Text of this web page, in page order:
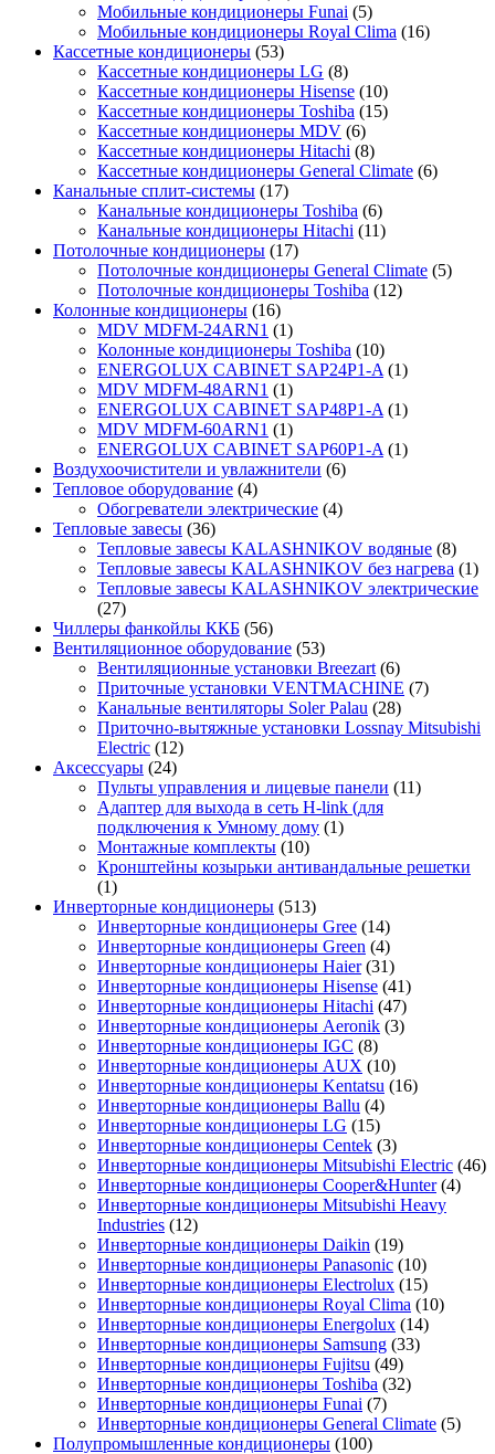
Мобильные кондиционеры Funai (5)
Мобильные кондиционеры Royal Clima (16)
Кассетные кондиционеры (53)
Кассетные кондиционеры LG (8)
Кассетные кондиционеры Hisense (10)
Кассетные кондиционеры Toshiba (15)
Кассетные кондиционеры MDV (6)
Кассетные кондиционеры Hitachi (8)
Кассетные кондиционеры General Climate (6)
Канальные сплит-системы (17)
Канальные кондиционеры Toshiba (6)
Канальные кондиционеры Hitachi (11)
Потолочные кондиционеры (17)
Потолочные кондиционеры General Climate (5)
Потолочные кондиционеры Toshiba (12)
Колонные кондиционеры (16)
MDV MDFM-24ARN1 (1)
Колонные кондиционеры Toshiba (10)
ENERGOLUX CABINET SAP24P1-A (1)
MDV MDFM-48ARN1 (1)
ENERGOLUX CABINET SAP48P1-A (1)
MDV MDFM-60ARN1 (1)
ENERGOLUX CABINET SAP60P1-A (1)
Воздухоочистители и увлажнители (6)
Тепловое оборудование (4)
Обогреватели электрические (4)
Тепловые завесы (36)
Тепловые завесы KALASHNIKOV водяные (8)
Тепловые завесы KALASHNIKOV без нагрева (1)
Тепловые завесы KALASHNIKOV электрические
(27)
Чиллеры фанкойлы ККБ (56)
Вентиляционное оборудование (53)
Вентиляционные установки Breezart (6)
Приточные установки VENTMACHINE (7)
Канальные вентиляторы Soler Palau (28)
Приточно-вытяжные установки Lossnay Mitsubishi
Electric (12)
Аксессуары (24)
Пульты управления и лицевые панели (11)
Адаптер для выхода в сеть H-link (для
подключения к Умному дому (1)
Монтажные комплекты (10)
Кронштейны козырьки антивандальные решетки
(1)
Инверторные кондиционеры (513)
Инверторные кондиционеры Gree (14)
Инверторные кондиционеры Green (4)
Инверторные кондиционеры Haier (31)
Инверторные кондиционеры Hisense (41)
Инверторные кондиционеры Hitachi (47)
Инверторные кондиционеры Aeronik (3)
Инверторные кондиционеры IGC (8)
Инверторные кондиционеры AUX (10)
Инверторные кондиционеры Kentatsu (16)
Инверторные кондиционеры Ballu (4)
Инверторные кондиционеры LG (15)
Инверторные кондиционеры Centek (3)
Инверторные кондиционеры Mitsubishi Electric (46)
Инверторные кондиционеры Cooper&Hunter (4)
Инверторные кондиционеры Mitsubishi Heavy
Industries (12)
Инверторные кондиционеры Daikin (19)
Инверторные кондиционеры Panasonic (10)
Инверторные кондиционеры Electrolux (15)
Инверторные кондиционеры Royal Clima (10)
Инверторные кондиционеры Energolux (14)
Инверторные кондиционеры Samsung (33)
Инверторные кондиционеры Fujitsu (49)
Инверторные кондиционеры Toshiba (32)
Инверторные кондиционеры Funai (7)
Инверторные кондиционеры General Climate (5)
Полупромышленные кондиционеры (100)